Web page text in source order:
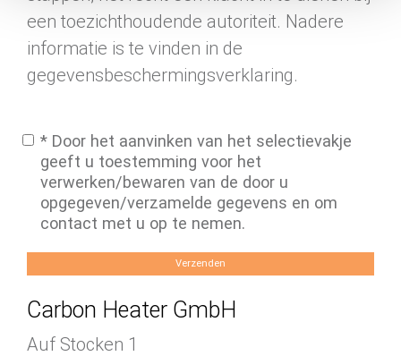
een toezichthoudende autoriteit. Nadere
informatie is te vinden in de
gegevensbeschermingsverklaring.
* Door het aanvinken van het selectievakje
geeft u toestemming voor het
verwerken/bewaren van de door u
opgegeven/verzamelde gegevens en om
contact met u op te nemen.
Verzenden
Carbon Heater GmbH
Auf Stocken 1